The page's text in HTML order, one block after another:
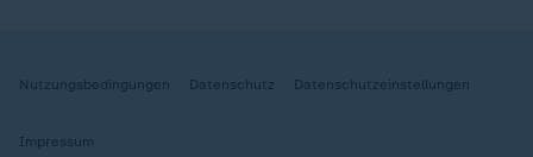
Nutzungsbedingungen Datenschutz Datenschutzeinstellungen
Impressum